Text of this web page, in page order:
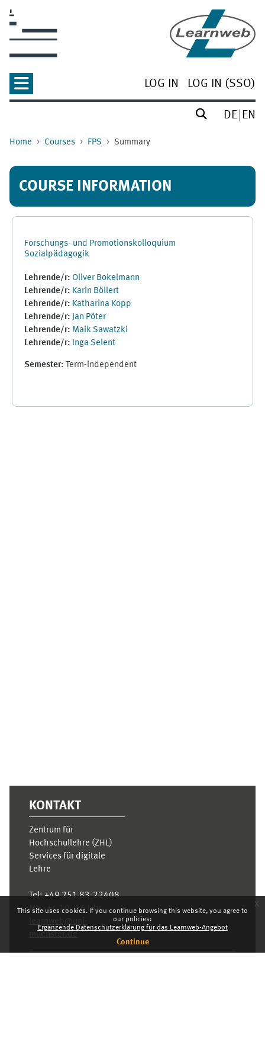
This site uses cookies. If you continue browsing this website, you agree to
our policies:
Ergänzende Datenschutzerklärung für das Learnweb-Angebot
Continue
x
LOG IN LOG IN (SSO)
DE EN
Home Courses FPS Summary
COURSE INFORMATION
Forschungs- und Promotionskolloquium
Sozialpädagogik
Lehrende/r: Oliver Bokelmann
Lehrende/r: Karin Böllert
Lehrende/r: Katharina Kopp
Lehrende/r: Jan Pöter
Lehrende/r: Maik Sawatzki
Lehrende/r: Inga Selent
Semester: Term-independent
KONTAKT
Zentrum für
Hochschullehre (ZHL)
Services für digitale
Lehre
Tel:+49 251 83-22408
Mo.- Fr. 10–16 Uhr